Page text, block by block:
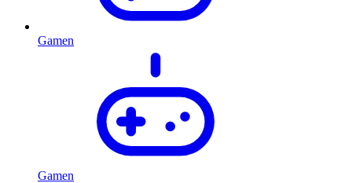
Gamen
Gamen